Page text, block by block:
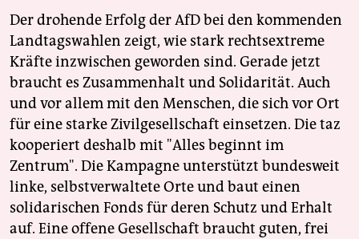
Der drohende Erfolg der AfD bei den kommenden
Landtagswahlen zeigt, wie stark rechtsextreme
Kräfte inzwischen geworden sind. Gerade jetzt
braucht es Zusammenhalt und Solidarität. Auch
und vor allem mit den Menschen, die sich vor Ort
für eine starke Zivilgesellschaft einsetzen. Die taz
kooperiert deshalb mit "Alles beginnt im
Zentrum". Die Kampagne unterstützt bundesweit
linke, selbstverwaltete Orte und baut einen
solidarischen Fonds für deren Schutz und Erhalt
auf. Eine offene Gesellschaft braucht guten, frei